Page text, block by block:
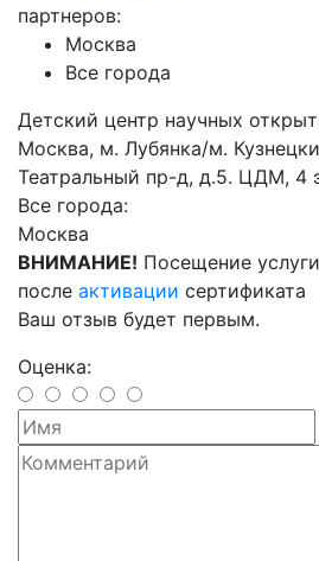
партнеров:
Москва
Все города
Детский центр научных
Москва, м. Лубянка/м.
Театральный пр-д, д.5. ЦДМ, 4
Все города:
Москва
ВНИМАНИЕ! Посещение
после активации сертификата
Ваш отзыв будет первым.
Оценка: